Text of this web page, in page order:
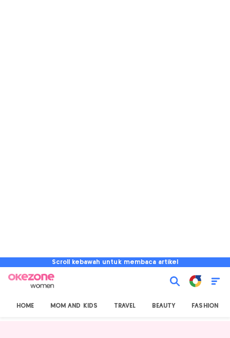
Scroll kebawah untuk membaca artikel
HOME MOM AND KIDS TRAVEL BEAUTY FASHION